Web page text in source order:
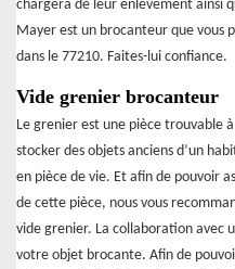
chargera de leur enlèvement ainsi
Mayer est un brocanteur que vous
dans le 77210. Faites-lui confiance.
Vide grenier brocanteur
Le grenier est une pièce trouvable
stocker des objets anciens d’un
en pièce de vie. Et afin de pouvoir
de cette pièce, nous vous
vide grenier. La collaboration avec
votre objet brocante. Afin de